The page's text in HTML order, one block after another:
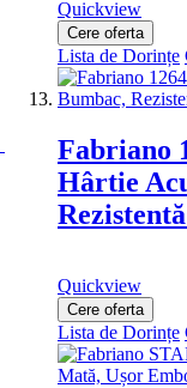
Quickview
Cere oferta
Lista de Dorințe
Fabriano
Hârtie
Quickview
Cere oferta
Lista de Dorințe